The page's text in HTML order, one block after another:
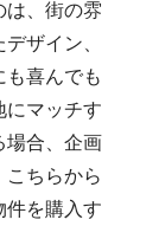
、街の雰
ザイン、
喜んでも
にマッチす
場合、企画
ちらから
を購入す